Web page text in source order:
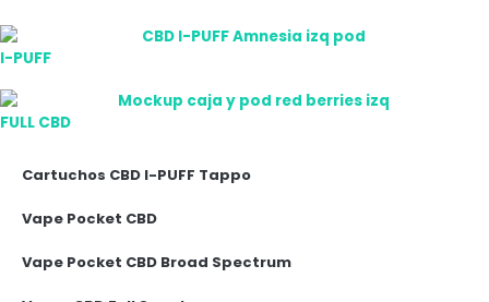
I-PUFF
FULL CBD
Cartuchos CBD I-PUFF Tappo
Vape Pocket CBD
Vape Pocket CBD Broad Spectrum